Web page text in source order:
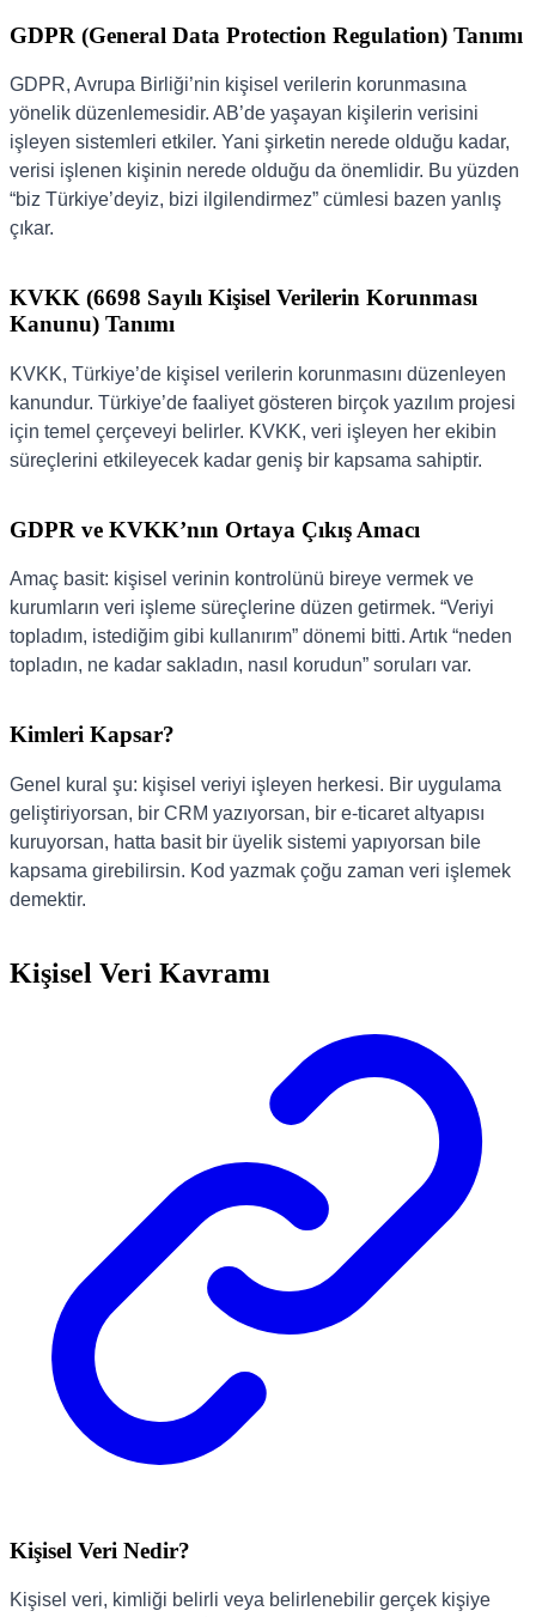
GDPR (General Data Protection Regulation) Tanımı
GDPR, Avrupa Birliği’nin kişisel verilerin korunmasına
yönelik düzenlemesidir. AB’de yaşayan kişilerin verisini
işleyen sistemleri etkiler. Yani şirketin nerede olduğu kadar,
verisi işlenen kişinin nerede olduğu da önemlidir. Bu yüzden
“biz Türkiye’deyiz, bizi ilgilendirmez” cümlesi bazen yanlış
çıkar.
KVKK (6698 Sayılı Kişisel Verilerin Korunması
Kanunu) Tanımı
KVKK, Türkiye’de kişisel verilerin korunmasını düzenleyen
kanundur. Türkiye’de faaliyet gösteren birçok yazılım projesi
için temel çerçeveyi belirler. KVKK, veri işleyen her ekibin
süreçlerini etkileyecek kadar geniş bir kapsama sahiptir.
GDPR ve KVKK’nın Ortaya Çıkış Amacı
Amaç basit: kişisel verinin kontrolünü bireye vermek ve
kurumların veri işleme süreçlerine düzen getirmek. “Veriyi
topladım, istediğim gibi kullanırım” dönemi bitti. Artık “neden
topladın, ne kadar sakladın, nasıl korudun” soruları var.
Kimleri Kapsar?
Genel kural şu: kişisel veriyi işleyen herkesi. Bir uygulama
geliştiriyorsan, bir CRM yazıyorsan, bir e-ticaret altyapısı
kuruyorsan, hatta basit bir üyelik sistemi yapıyorsan bile
kapsama girebilirsin. Kod yazmak çoğu zaman veri işlemek
demektir.
Kişisel Veri Kavramı
Kişisel Veri Nedir?
Kişisel veri, kimliği belirli veya belirlenebilir gerçek kişiye